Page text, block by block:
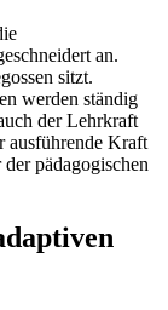
an.
sitzt.
werden ständig
der Lehrkraft
ausführende Kraft
pädagogischen